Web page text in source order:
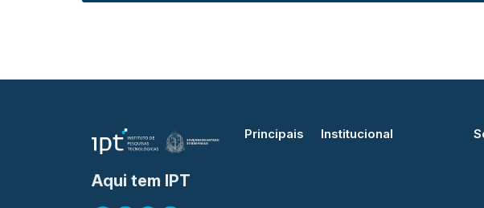
Aqui tem IPT
Principais Institucional